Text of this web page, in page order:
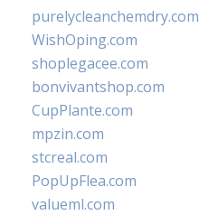
purelycleanchemdry.com
WishOping.com
shoplegacee.com
bonvivantshop.com
CupPlante.com
mpzin.com
stcreal.com
PopUpFlea.com
valueml.com